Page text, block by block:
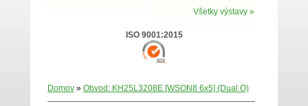
Všetky výstavy »
ISO 9001:2015
Domov » Obvod: KH25L3208E [WSON8 6x5] (Dual O)